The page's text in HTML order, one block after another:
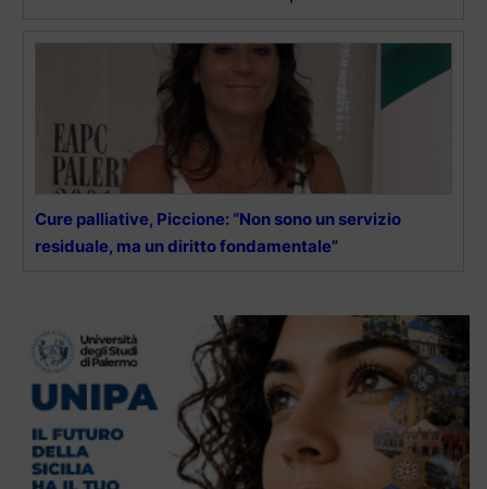
Cure palliative, Piccione: “Non sono un servizio
residuale, ma un diritto fondamentale”